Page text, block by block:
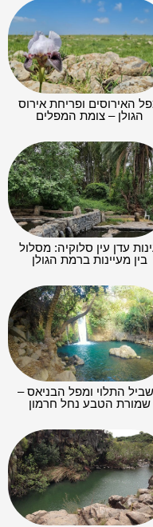
האירוסים ופריחת אירוס
הגולן – צומת המפלים
עדן עין סלוקיה: מסלול
בין מעיינות ברמת הגולן
התלוי ומפל הבניאס –
שמורת הטבע נחל חרמון